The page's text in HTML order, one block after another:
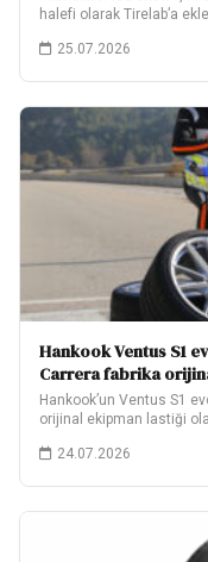
halefi olarak Tirelab’a
25.07.2026
Hankook Ventus S1
Carrera fabrika
Hankook’un Ventus S1
orijinal ekipman lastiği
24.07.2026